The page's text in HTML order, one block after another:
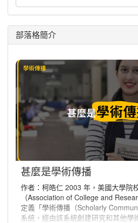
部落格簡介
甚麼是學術傳播
作者：柯皓仁 2003 年，美國大學院
（Association of College and
定義「學術傳播（Scholarly
系統，經由該系統創建研究和其他學